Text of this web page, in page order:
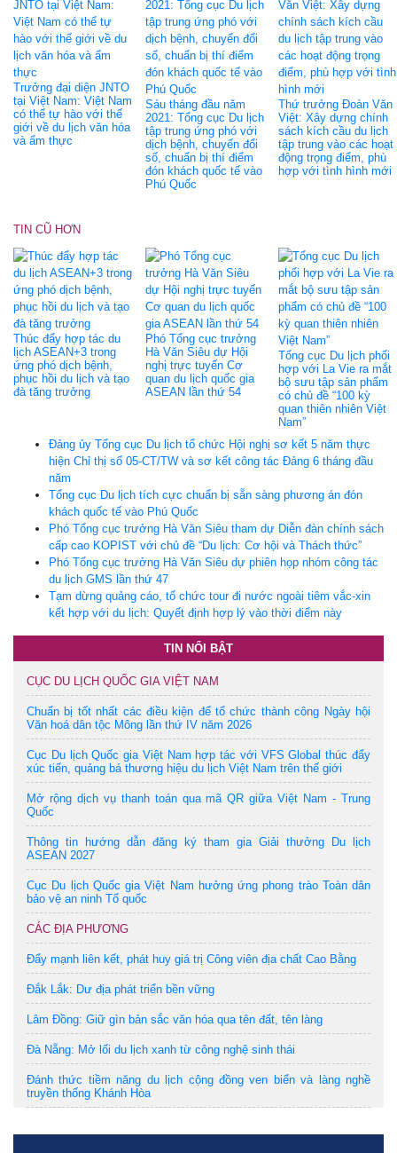
Trưởng đại diện JNTO
tại Việt Nam: Việt Nam
có thể tự hào với thế
giới về du lịch văn hóa
và ẩm thực
Sáu tháng đầu năm
2021: Tổng cục Du lịch
tập trung ứng phó với
dịch bệnh, chuyển đổi
số, chuẩn bị thí điểm
đón khách quốc tế vào
Phú Quốc
Thứ trưởng Đoàn Văn
Việt: Xây dựng chính
sách kích cầu du lịch
tập trung vào các hoạt
động trọng điểm, phù
hợp với tình hình mới
TIN CŨ HƠN
Thúc đẩy hợp tác du
lịch ASEAN+3 trong
ứng phó dịch bệnh,
phục hồi du lịch và tạo
đà tăng trưởng
Phó Tổng cục trưởng
Hà Văn Siêu dự Hội
nghị trực tuyến Cơ
quan du lịch quốc gia
ASEAN lần thứ 54
Tổng cục Du lịch phối
hợp với La Vie ra mắt
bộ sưu tập sản phẩm
có chủ đề “100 kỳ
quan thiên nhiên Việt
Nam”
Đảng ủy Tổng cục Du lịch tổ chức Hội nghị sơ kết 5 năm thực
hiện Chỉ thị số 05-CT/TW và sơ kết công tác Đảng 6 tháng đầu
năm
Tổng cục Du lịch tích cực chuẩn bị sẵn sàng phương án đón
khách quốc tế vào Phú Quốc
Phó Tổng cục trưởng Hà Văn Siêu tham dự Diễn đàn chính sách
cấp cao KOPIST với chủ đề “Du lịch: Cơ hội và Thách thức”
Phó Tổng cục trưởng Hà Văn Siêu dự phiên họp nhóm công tác
du lịch GMS lần thứ 47
Tạm dừng quảng cáo, tổ chức tour đi nước ngoài tiêm vắc-xin
kết hợp với du lịch: Quyết định hợp lý vào thời điểm này
TIN NỔI BẬT
CỤC DU LỊCH QUỐC GIA VIỆT NAM
Chuẩn bị tốt nhất các điều kiện để tổ chức thành công Ngày hội
Văn hoá dân tộc Mông lần thứ IV năm 2026
Cục Du lịch Quốc gia Việt Nam hợp tác với VFS Global thúc đẩy
xúc tiến, quảng bá thương hiệu du lịch Việt Nam trên thế giới
Mở rộng dịch vụ thanh toán qua mã QR giữa Việt Nam - Trung
Quốc
Thông tin hướng dẫn đăng ký tham gia Giải thưởng Du lịch
ASEAN 2027
Cục Du lịch Quốc gia Việt Nam hưởng ứng phong trào Toàn dân
bảo vệ an ninh Tổ quốc
CÁC ĐỊA PHƯƠNG
Đẩy mạnh liên kết, phát huy giá trị Công viên địa chất Cao Bằng
Đắk Lắk: Dư địa phát triển bền vững
Lâm Đồng: Giữ gìn bản sắc văn hóa qua tên đất, tên làng
Đà Nẵng: Mở lối du lịch xanh từ công nghệ sinh thái
Đánh thức tiềm năng du lịch cộng đồng ven biển và làng nghề
truyền thống Khánh Hòa